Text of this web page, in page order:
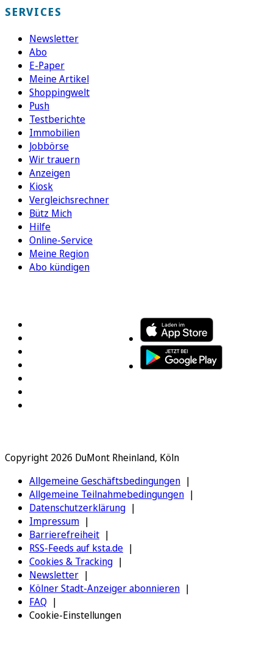
SERVICES
Newsletter
Abo
E-Paper
Meine Artikel
Shoppingwelt
Push
Testberichte
Immobilien
Jobbörse
Wir trauern
Anzeigen
Kiosk
Vergleichsrechner
Bütz Mich
Hilfe
Online-Service
Meine Region
Abo kündigen
Copyright 2026 DuMont Rheinland, Köln
Allgemeine Geschäftsbedingungen
Allgemeine Teilnahmebedingungen
Datenschutzerklärung
Impressum
Barrierefreiheit
RSS-Feeds auf ksta.de
Cookies & Tracking
Newsletter
Kölner Stadt-Anzeiger abonnieren
FAQ
Cookie-Einstellungen